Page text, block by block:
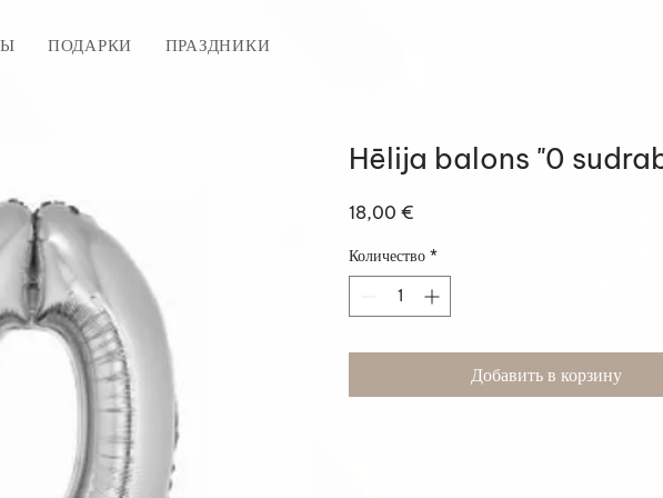
ПОДАРКИ ПРАЗДНИКИ
Hēlija balons "0
18,00 €
Количество *
Добавить в корзину